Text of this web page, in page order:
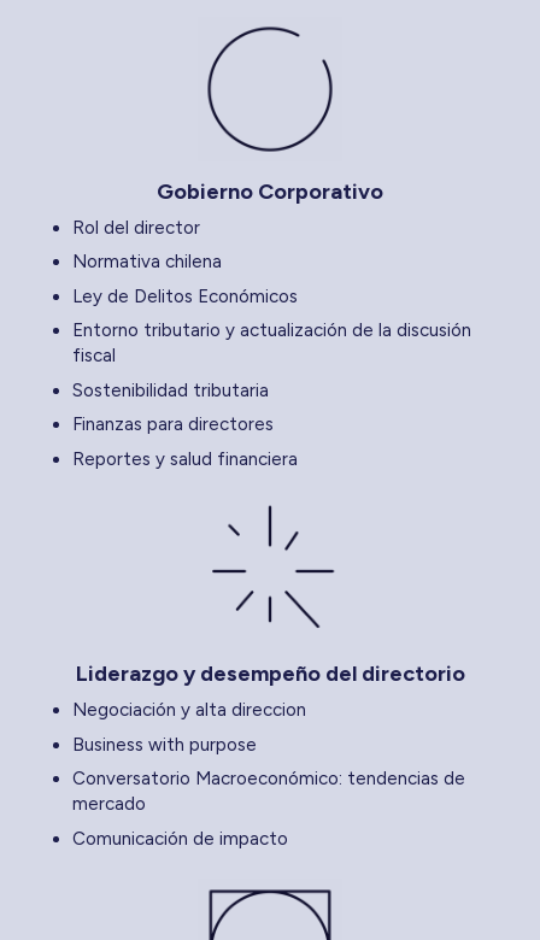
Gobierno Corporativo
Rol del director
Normativa chilena
Ley de Delitos Económicos
Entorno tributario y actualización de la discusión
fiscal
Sostenibilidad tributaria
Finanzas para directores
Reportes y salud financiera
Liderazgo y desempeño del directorio
Negociación y alta direccion
Business with purpose
Conversatorio Macroeconómico: tendencias de
mercado
Comunicación de impacto